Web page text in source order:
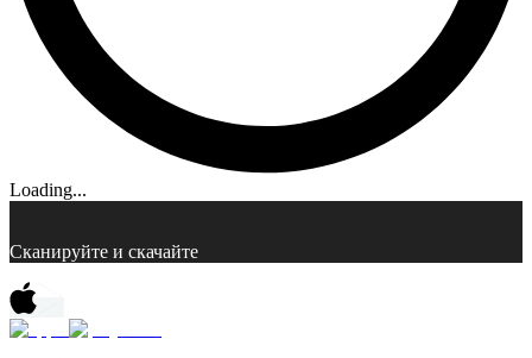
Loading...
Сканируйте и скачайте